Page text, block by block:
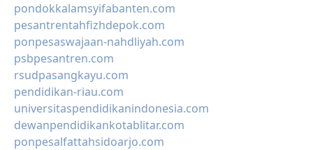
pondokkalamsyifabanten.com
pesantrentahfizhdepok.com
ponpesaswajaan-nahdliyah.com
psbpesantren.com
rsudpasangkayu.com
pendidikan-riau.com
universitaspendidikanindonesia.com
dewanpendidikankotablitar.com
ponpesalfattahsidoarjo.com